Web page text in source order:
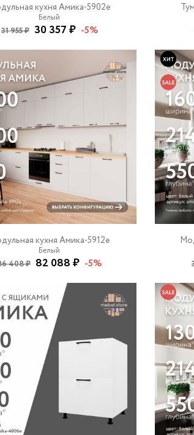
кухня Амика-5902e
Белый
31 955 ₽ 30 357 ₽ -5%
кухня Амика-5912e
Белый
408 ₽ 82 088 ₽ -5%